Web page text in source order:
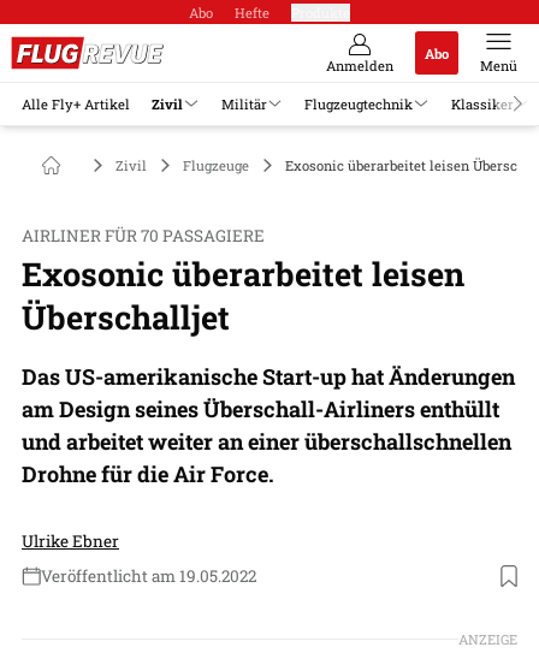
Abo Hefte
Anmelden
Abo
Menü
Alle Fly+ Artikel Zivil Militär Flugzeugtechnik Klassiker
Zivil Flugzeuge Exosonic überarbeitet leisen
AIRLINER FÜR 70 PASSAGIERE
Exosonic überarbeitet leisen
Überschalljet
Das US-amerikanische Start-up hat Änderungen
am Design seines Überschall-Airliners enthüllt
und arbeitet weiter an einer überschallschnellen
Drohne für die Air Force.
Ulrike Ebner
Veröffentlicht am 19.05.2022
Foto: Exosonic
ANZEIGE